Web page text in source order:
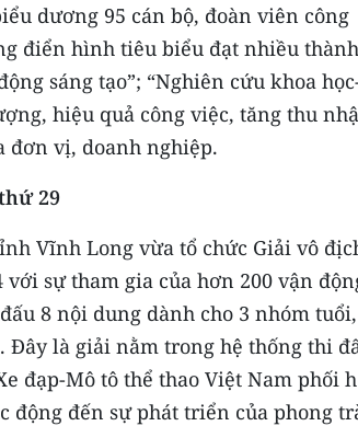
dương 95 cán bộ, đoàn viên công
điển hình tiêu biểu đạt nhiều thành
sáng tạo”; “Nghiên cứu khoa
hiệu quả công việc, tăng thu
đơn vị, doanh nghiệp.
29
Vĩnh Long vừa tổ chức Giải vô
sự tham gia của hơn 200 vận
8 nội dung dành cho 3 nhóm tuổi,
Đây là giải nằm trong hệ thống thi
đạp-Mô tô thể thao Việt Nam phối
động đến sự phát triển của phong